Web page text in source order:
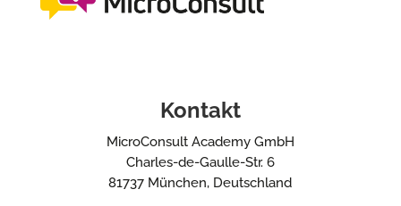
Kontakt
MicroConsult Academy GmbH
Charles-de-Gaulle-Str. 6
81737 München, Deutschland